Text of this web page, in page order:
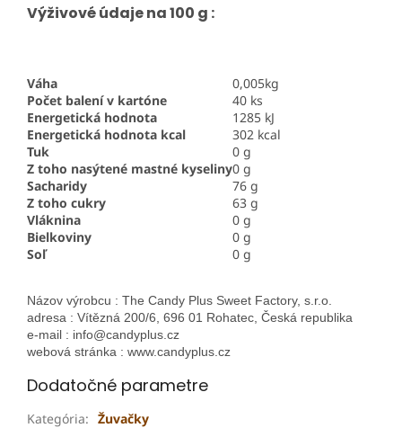
Výživové údaje na 100 g :
Váha
0,005kg
Počet balení v kartóne
40 ks
Energetická hodnota
1285 kJ
Energetická hodnota kcal
302 kcal
Tuk
0 g
Z toho nasýtené mastné kyseliny0 g
Sacharidy
76 g
Z toho cukry
63 g
Vláknina
0 g
Bielkoviny
0 g
Soľ
0 g
Názov výrobcu : The Candy Plus Sweet Factory, s.r.o.
adresa : Vítězná 200/6, 696 01 Rohatec, Česká republika
e-mail : info@candyplus.cz
webová stránka : www.candyplus.cz
Dodatočné parametre
Kategória: Žuvačky